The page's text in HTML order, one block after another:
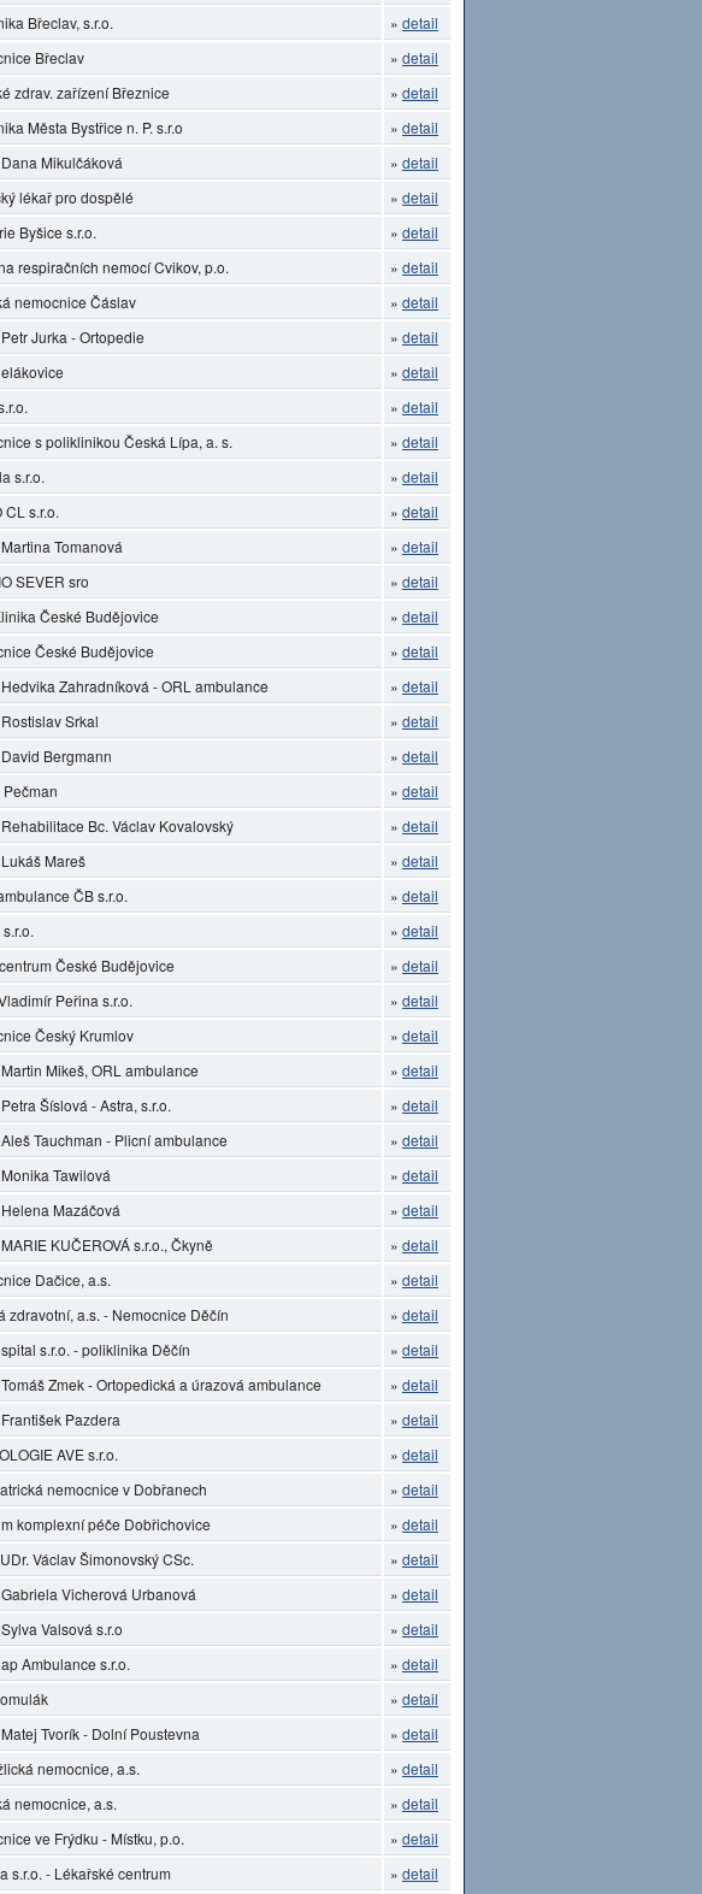
Břeclav, s.r.o. » detail
Břeclav » detail
zdrav. zařízení Březnice » detail
Města Bystřice n. P. s.r.o » detail
Mikulčáková » detail
lékař pro dospělé » detail
Byšice s.r.o. » detail
respiračních nemocí Cvikov, p.o. » detail
nemocnice Čáslav » detail
Jurka - Ortopedie » detail
» detail
» detail
s poliklinikou Česká Lípa, a. s. » detail
s.r.o. » detail
CL s.r.o. » detail
Tomanová » detail
SEVER sro » detail
České Budějovice » detail
České Budějovice » detail
Zahradníková - ORL ambulance » detail
Srkal » detail
Bergmann » detail
Pečman » detail
Bc. Václav Kovalovský » detail
Mareš » detail
ČB s.r.o. » detail
» detail
České Budějovice » detail
Peřina s.r.o. » detail
Český Krumlov » detail
Mikeš, ORL ambulance » detail
Šíslová - Astra, s.r.o. » detail
Tauchman - Plicní ambulance » detail
Tawilová » detail
Mazáčová » detail
KUČEROVÁ s.r.o., Čkyně » detail
Dačice, a.s. » detail
zdravotní, a.s. - Nemocnice Děčín » detail
s.r.o. - poliklinika Děčín » detail
Zmek - Ortopedická a úrazová ambulance » detail
Pazdera » detail
AVE s.r.o. » detail
nemocnice v Dobřanech » detail
komplexní péče Dobřichovice » detail
Václav Šimonovský CSc. » detail
Vicherová Urbanová » detail
Valsová s.r.o » detail
Ambulance s.r.o. » detail
» detail
Tvorík - Dolní Poustevna » detail
nemocnice, a.s. » detail
nemocnice, a.s. » detail
ve Frýdku - Místku, p.o. » detail
s.r.o. - Lékařské centrum » detail